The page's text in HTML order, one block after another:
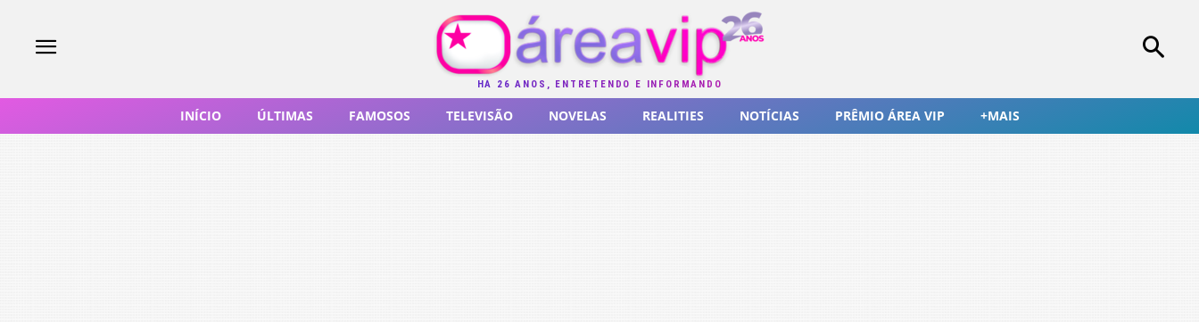
HÁ 26 ANOS, ENTRETENDO E INFORMANDO
INÍCIO ÚLTIMAS FAMOSOS TELEVISÃO NOVELAS REALITIES NOTÍCIAS PRÊMIO ÁREA VIP +MAIS